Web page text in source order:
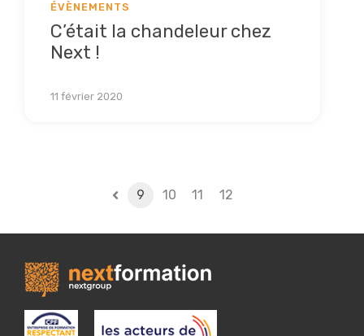
ÉVÈNEMENTS
C’était la chandeleur chez
Next !
11 février 2020
Lire la suite
9 10 11 12